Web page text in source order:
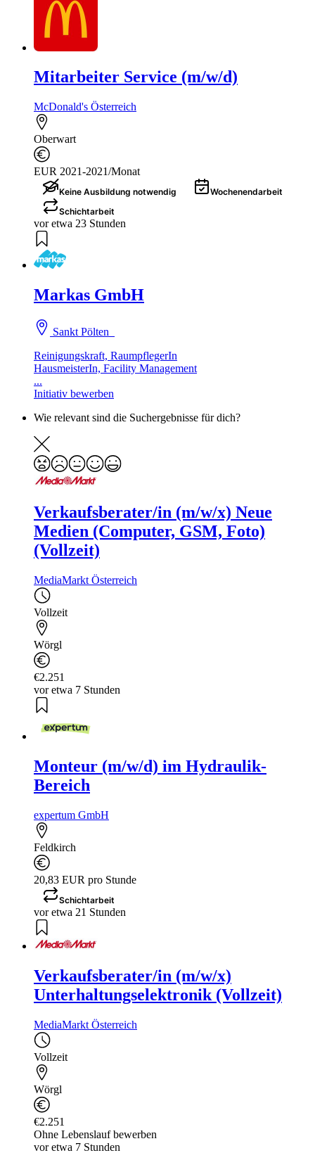
Mitarbeiter Service (m/w/d)
McDonald's Österreich
Oberwart
EUR 2021-2021/Monat
Keine Ausbildung notwendig
Wochenendarbeit
Schichtarbeit
vor etwa 23 Stunden
Markas GmbH
Sankt Pölten
Reinigungskraft, RaumpflegerIn
HausmeisterIn, Facility Management
...
Initiativ bewerben
Wie relevant sind die Suchergebnisse für dich?
Verkaufsberater/in (m/w/x) Neue
Medien (Computer, GSM, Foto)
(Vollzeit)
MediaMarkt Österreich
Vollzeit
Wörgl
€2.251
vor etwa 7 Stunden
Monteur (m/w/d) im Hydraulik-
Bereich
expertum GmbH
Feldkirch
20,83 EUR pro Stunde
Schichtarbeit
vor etwa 21 Stunden
Verkaufsberater/in (m/w/x)
Unterhaltungselektronik (Vollzeit)
MediaMarkt Österreich
Vollzeit
Wörgl
€2.251
Ohne Lebenslauf bewerben
vor etwa 7 Stunden